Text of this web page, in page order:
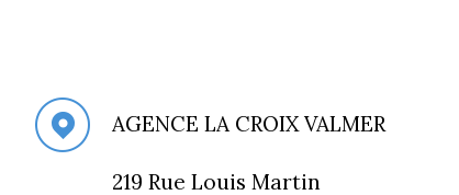
AGENCE LA CROIX VALMER
219 Rue Louis Martin